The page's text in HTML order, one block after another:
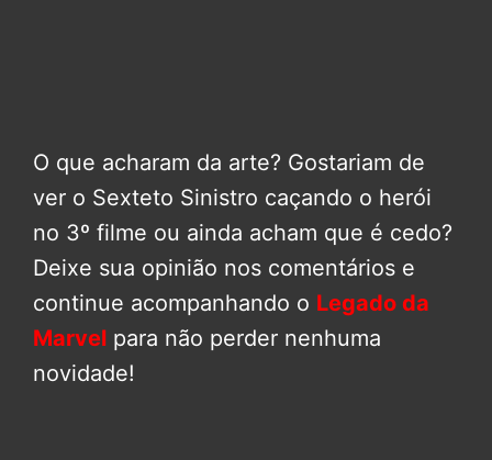
O que acharam da arte? Gostariam de
ver o Sexteto Sinistro caçando o herói
no 3º filme ou ainda acham que é cedo?
Deixe sua opinião nos comentários e
continue acompanhando o Legado da
Marvel para não perder nenhuma
novidade!